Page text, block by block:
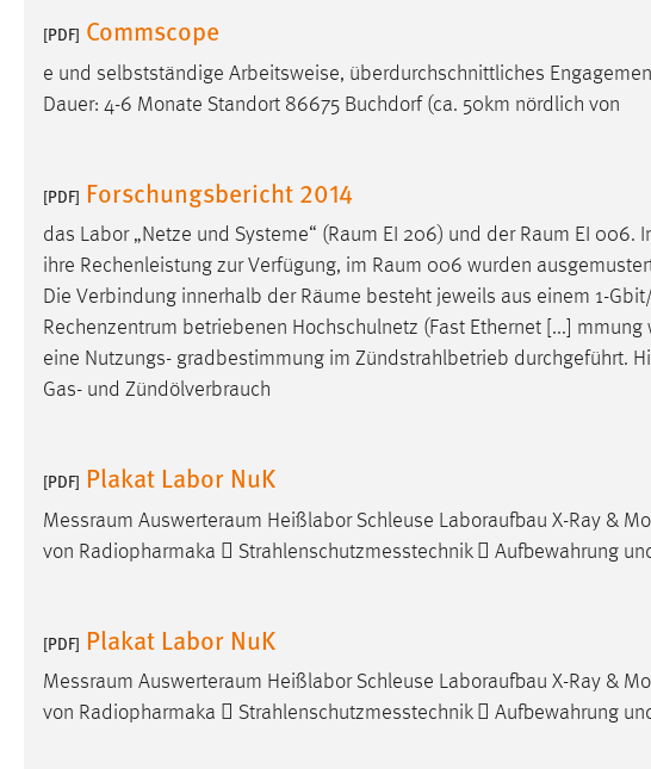
[PDF] Commscope
e und selbstständige Arbeitsweise, überdurchschnittliches
Dauer: 4-6 Monate Standort 86675 Buchdorf (ca. 50km nördlich von
[PDF] Forschungsbericht 2014
das Labor „Netze und Systeme“ (Raum EI 206) und der Raum EI 006.
ihre Rechenleistung zur Verfügung, im Raum 006 wurden
Die Verbindung innerhalb der Räume besteht jeweils aus einem 1-
Rechenzentrum betriebenen Hochschulnetz (Fast Ethernet [...] mmung
eine Nutzungs- gradbestimmung im Zündstrahlbetrieb durchgeführt.
Gas- und Zündölverbrauch
[PDF] Plakat Labor NuK
Messraum Auswerteraum Heißlabor Schleuse Laboraufbau X-Ray &
von Radiopharmaka  Strahlenschutzmesstechnik  Aufbewahrung
[PDF] Plakat Labor NuK
Messraum Auswerteraum Heißlabor Schleuse Laboraufbau X-Ray &
von Radiopharmaka  Strahlenschutzmesstechnik  Aufbewahrung
Name: site-language-preference
Zweck:
Das Cookie speichert die gewählte
Sprache der Website.
Name:
MibewSessionID, MIBEW_UserID,
mibew_locale, mibew-chat-frame-style-
5e9dbeb1811c0446
Zweck:
Wird benötigt um die Chatfunktion
nutzen zu können.
Sitzungslaufzeit, mibew_locale = 3
Dieser Cookie ist notwendig um sich an